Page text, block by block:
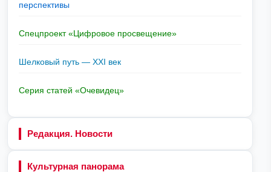
перспективы
Спецпроект «Цифровое просвещение»
Шелковый путь — XXI век
Серия статей «Очевидец»
Редакция. Новости
Культурная панорама